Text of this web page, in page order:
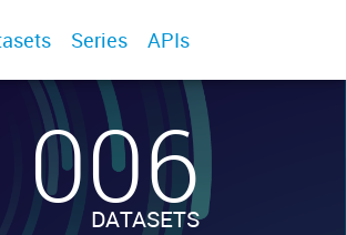
Series APIs
006
DATASETS